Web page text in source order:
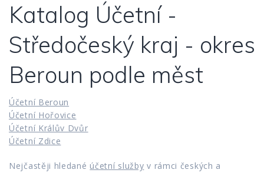
Katalog Účetní -
Středočeský kraj - okres
Beroun podle měst
Účetní Beroun
Účetní Hořovice
Účetní Králův Dvůr
Účetní Zdice
Nejčastěji hledané účetní služby v rámci českých a